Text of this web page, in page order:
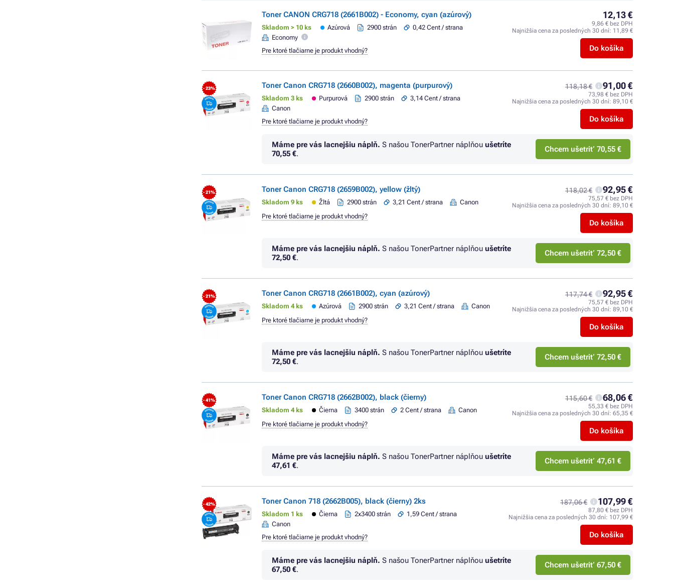
Toner CANON CRG718 (2661B002) - Economy, cyan (azúrový)
Skladom > 10 ks Azúrová 2900 strán
0,42 Cent / strana
Economy
12,13 €
9,86 € bez DPH
Najnižšia cena za posledných 30 dní: 11,89 €
Do košíka
Pre ktoré tlačiarne je produkt vhodný?
- 23% Toner Canon CRG718 (2660B002), magenta (purpurový)
Skladom 3 ks Purpurová 2900 strán
3,14 Cent / strana
Canon
118,18 € 91,00 €
73,98 € bez DPH
Najnižšia cena za posledných 30 dní: 89,10 €
Do košíka
Pre ktoré tlačiarne je produkt vhodný?
Máme pre vás lacnejšiu náplň. S našou TonerPartner náplňou ušetríte
70,55 €. Chcem ušetriť 70,55 €
- 21% Toner Canon CRG718 (2659B002), yellow (žltý)
Skladom 9 ks Žltá 2900 strán 3,21 Cent / strana Canon
118,02 € 92,95 €
75,57 € bez DPH
Najnižšia cena za posledných 30 dní: 89,10 €
Do košíka
Pre ktoré tlačiarne je produkt vhodný?
Máme pre vás lacnejšiu náplň. S našou TonerPartner náplňou ušetríte
72,50 €. Chcem ušetriť 72,50 €
- 21% Toner Canon CRG718 (2661B002), cyan (azúrový)
Skladom 4 ks Azúrová 2900 strán 3,21 Cent / strana Canon
117,74 € 92,95 €
75,57 € bez DPH
Najnižšia cena za posledných 30 dní: 89,10 €
Do košíka
Pre ktoré tlačiarne je produkt vhodný?
Máme pre vás lacnejšiu náplň. S našou TonerPartner náplňou ušetríte
72,50 €. Chcem ušetriť 72,50 €
- 41% Toner Canon CRG718 (2662B002), black (čierny)
Skladom 4 ks Čierna 3400 strán 2 Cent / strana Canon
115,60 € 68,06 €
55,33 € bez DPH
Najnižšia cena za posledných 30 dní: 65,35 €
Do košíka
Pre ktoré tlačiarne je produkt vhodný?
Máme pre vás lacnejšiu náplň. S našou TonerPartner náplňou ušetríte
47,61 €. Chcem ušetriť 47,61 €
- 42% Toner Canon 718 (2662B005), black (čierny) 2ks
Skladom 1 ks Čierna 2x3400 strán
1,59 Cent / strana
Canon
187,06 € 107,99 €
87,80 € bez DPH
Najnižšia cena za posledných 30 dní: 107,99 €
Do košíka
Pre ktoré tlačiarne je produkt vhodný?
Máme pre vás lacnejšiu náplň. S našou TonerPartner náplňou ušetríte
67,50 €. Chcem ušetriť 67,50 €